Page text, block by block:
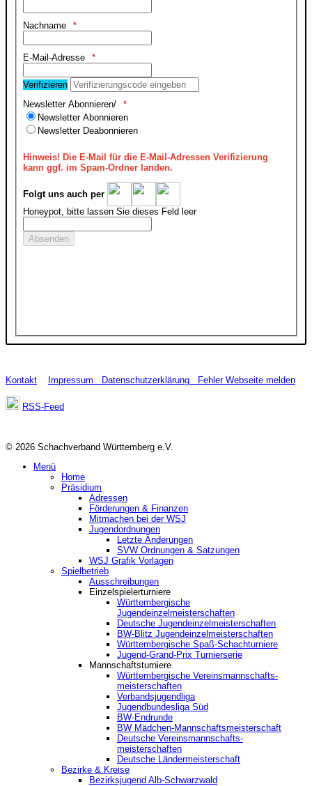
Nachname
E-Mail-Adresse
Verifizieren
Newsletter Abonnieren/
Newsletter Abonnieren
Newsletter Deabonnieren
Hinweis! Die E-Mail für die E-Mail-Adressen Verifizierung
kann ggf. im Spam-Ordner landen.
Folgt uns auch per
Honeypot, bitte lassen Sie dieses Feld leer
Kontakt Impressum Datenschutzerklärung Fehler Webseite melden
RSS-Feed
© 2026 Schachverband Württemberg e.V.
Menü
Home
Präsidium
Adressen
Förderungen & Finanzen
Mitmachen bei der WSJ
Jugendordnungen
Letzte Änderungen
SVW Ordnungen & Satzungen
WSJ Grafik Vorlagen
Spielbetrieb
Ausschreibungen
Einzelspielerturniere
Württembergische
Jugendeinzelmeisterschaften
Deutsche Jugendeinzelmeisterschaften
BW-Blitz Jugendeinzelmeisterschaften
Württembergische Spaß-Schachturniere
Jugend-Grand-Prix Turnierserie
Mannschaftsturniere
Württembergische Vereinsmannschafts-
meisterschaften
Verbandsjugendliga
Jugendbundesliga Süd
BW-Endrunde
BW Mädchen-Mannschaftsmeisterschaft
Deutsche Vereinsmannschafts-
meisterschaften
Deutsche Ländermeisterschaft
Bezirke & Kreise
Bezirksjugend Alb-Schwarzwald